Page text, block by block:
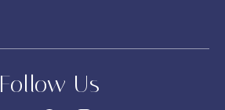
Follow Us